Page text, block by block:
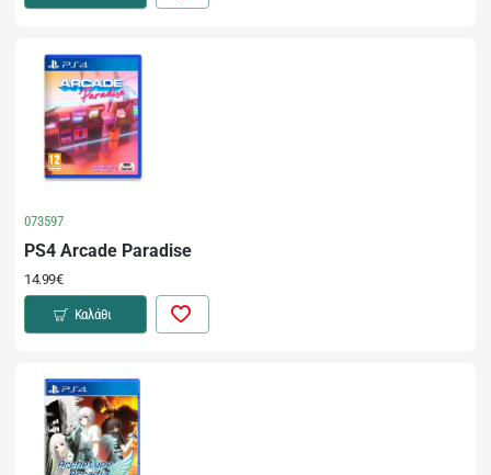
073597
PS4 Arcade Paradise
14.99€
Καλάθι